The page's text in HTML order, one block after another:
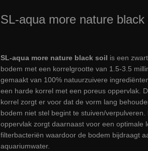
SL-aqua more nature black
SL-aqua more nature black soil is een
bodem met een korrelgrootte van 1.5-3.5
gemaakt van 100% natuurzuivere
een harde korrel met een poreus oppervlak.
korrel zorgt er voor dat de vorm lang
bodem niet stel begint te stuiven/verpulveren.
oppervlak zorgt daarnaast voor een optimale
filterbacteriën waardoor de bodem bijdraagt
aquariumwater.